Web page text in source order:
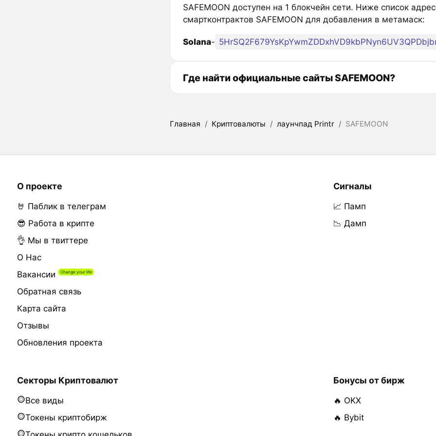
SAFEMOON доступен на 1 блокчейн сети. Ниже список
смартконтрактов SAFEMOON для добавления в метамаск:
Solana-
Где найти официальные сайты SAFEMOON?
Главная / Криптовалюты / лаунчпад Printr / SAFEMOON
О проекте
🤘 Паблик в телеграм
😎 Работа в крипте
👌 Мы в твиттере
О Нас
Вакансии
Обратная связь
Карта сайта
Отзывы
Обновления проекта
Сигналы
📈 Памп
📉 Дамп
Секторы Криптовалют
Все виды
Токены криптобирж
Бонусы от бирж
🔥 OKX
🔥 Bybit